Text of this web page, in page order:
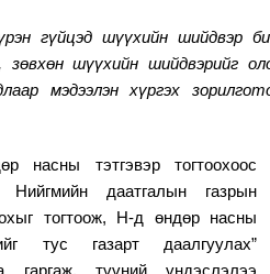
гүйцэд шүүхийн шийдвэр
зөвхөн шүүхийн шийдвэрийг
мэдээлэн хүргэх
насны тэтгэвэр тогтоохоос
Нийгмийн даатгалын газрын
тогтоож, Н-д өндөр насны
тус газарт даалгуулах”